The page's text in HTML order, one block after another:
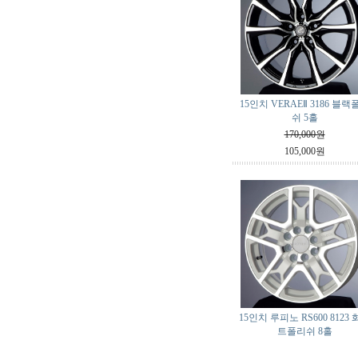
15인치 VERAEⅡ 3186 블랙
쉬 5홀
170,000원
105,000원
15인치 루피노 RS600 8123
트폴리쉬 8홀